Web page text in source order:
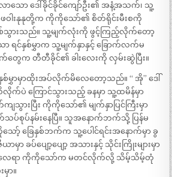
လာသော ဒေါ်ခိုင်ခိုင်ကျော်ဦး၏ အနံ့အသက်၊ သူ့
ဝါးနုနုတို့က ကိုကိုသော်၏ စိတ်ရိုင်းမီးစကို
ားသည်။ သူ့မျက်လုံးကို ဖွင့်ကြည့်လိုက်တော့
ာ ရင်နှစ်မွှာက သူ့မျက်နှာနှင့် ခြောက်လက်မ
ေက တီတီခိုင်၏ ခါးလေးကို လှမ်းဆွဲပြီး။
မွှာမှာထိုးအပ်လိုက်မိလေတော့သည်။ “ အို” ဒေါ်
သိလိုက်ပဲ ကြောင်သွားသည့် ခနမှာ သူ့ထမိန်မှာ
ျသွားပြီး ကိုကိုသော်၏ မျက်နှာပြင်ကြီးမှာ
ပ်စုပ်နမ်းနေပြီ။ သူအနောက်ဘက်သို့ ပြန်မ
ာ့် ခြေနှစ်ဘက်က သူ့ပေါင်ရင်းအနောက်မှာ ခွ
မှာ ခပ်ပျော့ပျော့ အသားနှင့် သိုင်းကြိုးများမှာ
စ်လေရာ ကိုကိုသော်က မတင်လိုက်လို့ သိမ့်သိမ့်တုံ
မှာ။